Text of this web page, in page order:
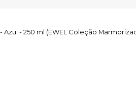
- 250 ml (EWEL Coleção